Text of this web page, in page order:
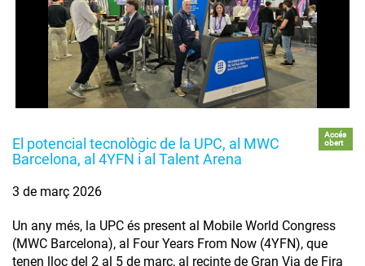
El potencial tecnològic de la UPC, al MWC
Barcelona, al 4YFN i al Talent Arena
Accés
obert
3 de març 2026
Un any més, la UPC és present al Mobile World Congress
(MWC Barcelona), al Four Years From Now (4YFN), que
tenen lloc del 2 al 5 de març, al recinte de Gran Via de Fira